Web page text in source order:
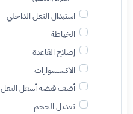
استبدال النعل الداخلي
الخياطة
إصلاح القاعدة
الاكسسوارات
أضف قبضة أسفل النعل
تعديل الحجم